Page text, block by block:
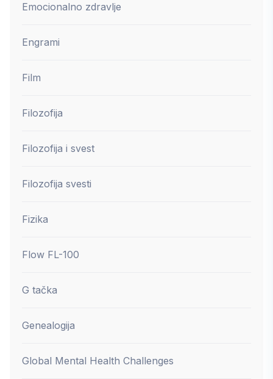
Emocionalno zdravlje
Engrami
Film
Filozofija
Filozofija i svest
Filozofija svesti
Fizika
Flow FL-100
G tačka
Genealogija
Global Mental Health Challenges